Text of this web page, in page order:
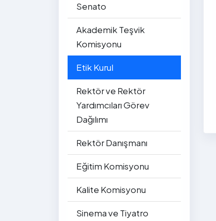
Senato
Akademik Teşvik
Komisyonu
Etik Kurul
Rektör ve Rektör
Yardımcıları Görev
Dağılımı
Rektör Danışmanı
Eğitim Komisyonu
Kalite Komisyonu
Sinema ve Tiyatro